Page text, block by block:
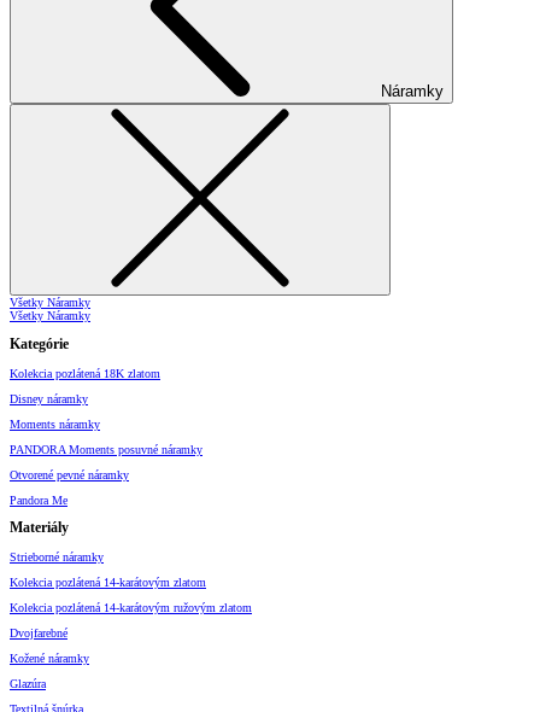
Náramky
Všetky Náramky
Všetky Náramky
Kategórie
Kolekcia pozlátená 18K zlatom
Disney náramky
Moments náramky
PANDORA Moments posuvné náramky
Otvorené pevné náramky
Pandora Me
Materiály
Strieborné náramky
Kolekcia pozlátená 14-karátovým zlatom
Kolekcia pozlátená 14-karátovým ružovým zlatom
Dvojfarebné
Kožené náramky
Glazúra
Textilná šnúrka